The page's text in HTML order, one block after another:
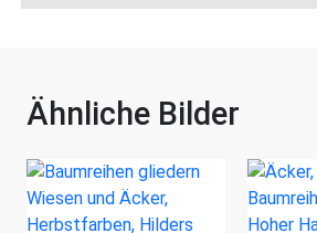
Ähnliche Bilder